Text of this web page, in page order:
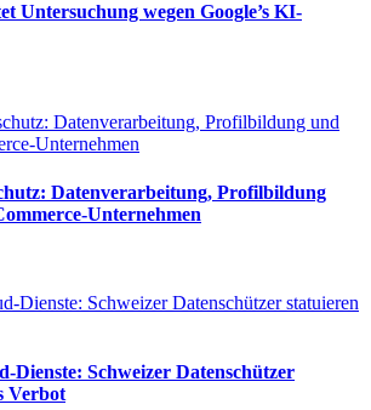
Untersuchung wegen Google’s KI-
Datenverarbeitung, Profilbildung
Unternehmen
Dienste: Schweizer Datenschützer
Verbot